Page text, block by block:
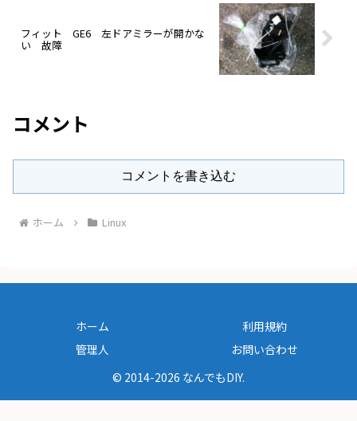
フィット GE6 左ドアミラーが開かな
い 故障
コメント
コメントを書き込む
ホーム Linux
ホーム
利用規約
管理人
お問い合わせ
© 2014-2026 なんでもDIY.